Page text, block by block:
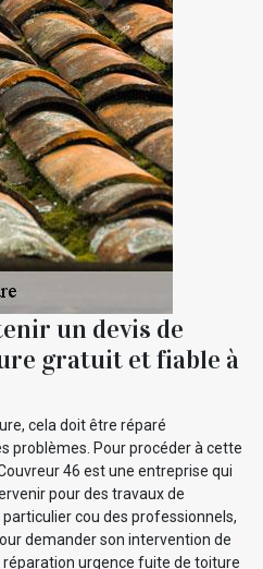
un devis de
gratuit et fiable à
cela doit être réparé
problèmes. Pour procéder à cette
46 est une entreprise qui
pour des travaux de
cou des professionnels,
demander son intervention de
réparation urgence fuite de toiture